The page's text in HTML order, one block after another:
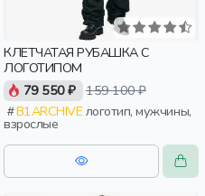
КЛЕТЧАТАЯ РУБАШКА С
ЛОГОТИПОМ
79 550 ₽ 159 100 ₽
B1ARCHIVEлоготип, мужчины,
взрослые